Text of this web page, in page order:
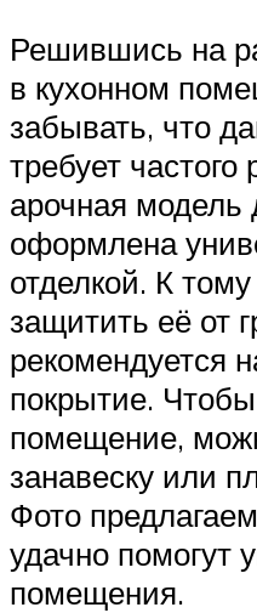
Решившись на
в кухонном
забывать, что
требует
арочная
оформлена
отделкой. К
защитить её от
рекомендуется
покрытие.
помещение,
занавеску или
Фото
удачно помогут
помещения.